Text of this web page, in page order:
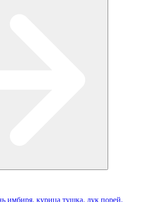
имбиря, курица тушка, лук порей,